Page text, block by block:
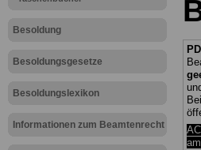
Besoldung
Besoldungsgesetze
Besoldungslexikon
Informationen zum Beamtenrecht